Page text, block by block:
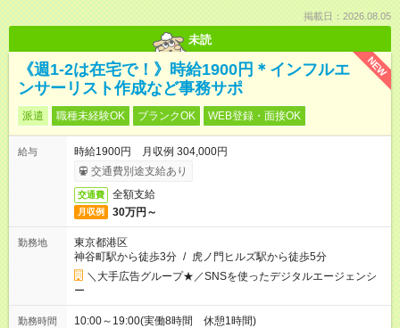
掲載日：2026.08.05
未読
NEW
《週1-2は在宅で！》時給1900円＊インフルエ
ンサーリスト作成など事務サポ
派遣 職種未経験OK ブランクOK WEB登録・面接OK
給与
時給1900円 月収例 304,000円
交通費別途支給あり
交通費 全額支給
月収例 30万円～
勤務地
東京都港区
神谷町駅から徒歩3分 / 虎ノ門ヒルズ駅から徒歩5分
＼大手広告グループ★／SNSを使ったデジタルエージェンシ
ー
勤務時間 10:00～19:00(実働8時間 休憩1時間)